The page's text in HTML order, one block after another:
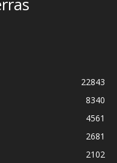
22843
8340
4561
2681
2102